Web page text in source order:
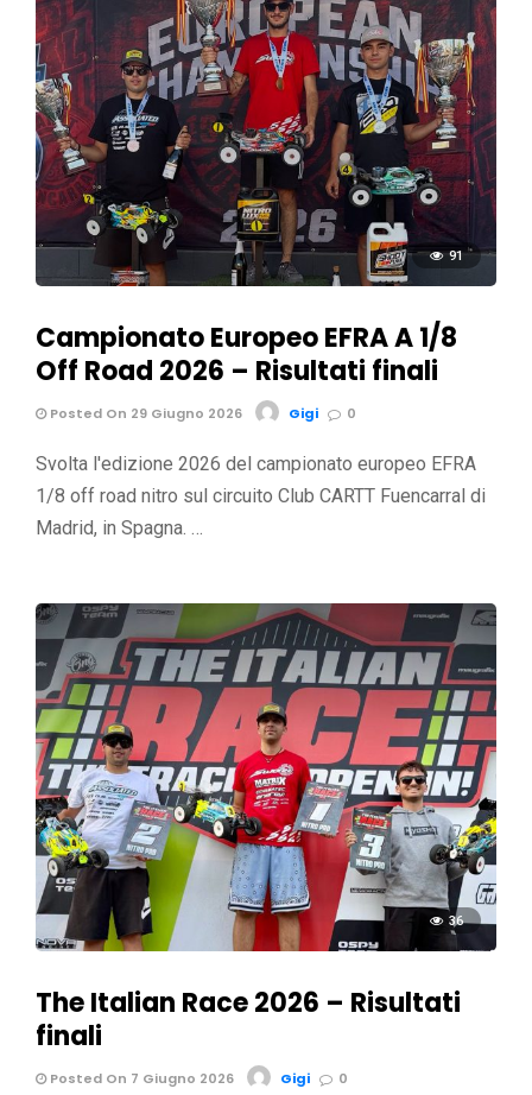
91
Campionato Europeo EFRA A 1/8
Off Road 2026 – Risultati finali
Posted On 29 Giugno 2026 Gigi 0
Svolta l'edizione 2026 del campionato europeo EFRA
1/8 off road nitro sul circuito Club CARTT Fuencarral di
Madrid, in Spagna. …
36
The Italian Race 2026 – Risultati
finali
Posted On 7 Giugno 2026 Gigi 0